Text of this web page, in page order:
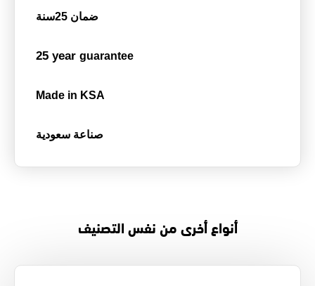
ضمان 25سنة
25 year guarantee
Made in KSA
صناعة سعودية
أنواع أخرى من نفس التصنيف